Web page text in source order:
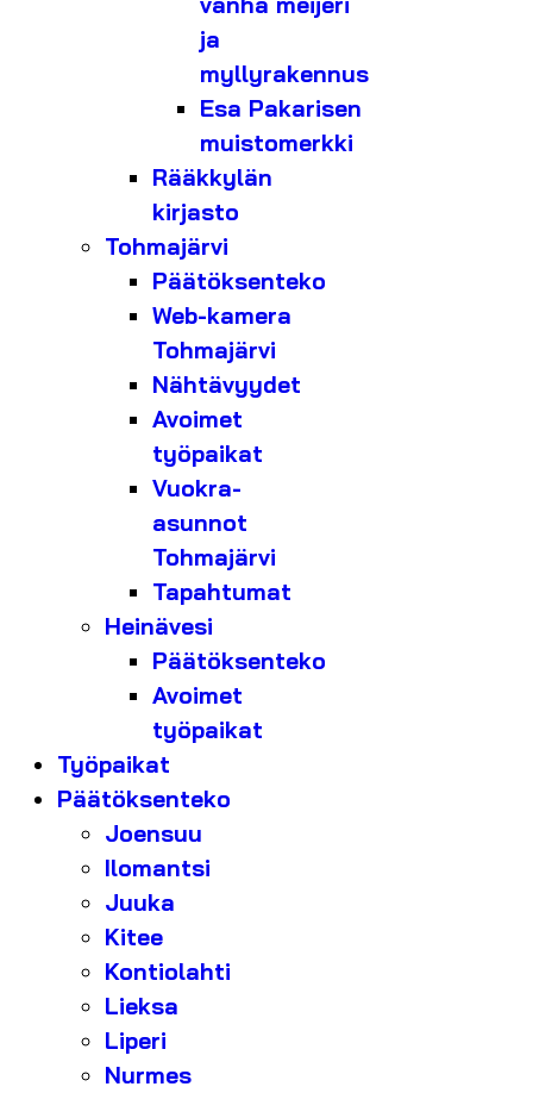
ja
myllyrakennus
Esa Pakarisen
muistomerkki
Rääkkylän
kirjasto
Tohmajärvi
Päätöksenteko
Web-kamera
Tohmajärvi
Nähtävyydet
Avoimet
työpaikat
Vuokra-
asunnot
Tohmajärvi
Tapahtumat
Heinävesi
Päätöksenteko
Avoimet
työpaikat
Työpaikat
Päätöksenteko
Joensuu
Ilomantsi
Juuka
Kitee
Kontiolahti
Lieksa
Liperi
Nurmes